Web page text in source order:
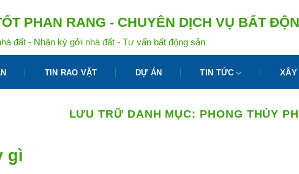
PHAN RANG - CHUYÊN DỊCH VỤ BẤT
đất - Nhận ký gởi nhà đất - Tư vấn bất động sản
TIN RAO VẶT DỰ ÁN TIN TỨC XÂY
LƯU TRỮ DANH MỤC: PHONG THỦY
gì